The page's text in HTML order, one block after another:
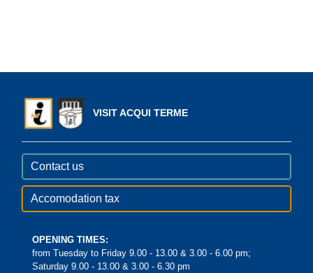
VISIT ACQUI TERME
Contact us
Accomodation tax
OPENING TIMES:
from Tuesday to Friday 9.00 - 13.00 & 3.00 - 6.00 pm;
Saturday 9.00 - 13.00 & 3.00 - 6.30 pm